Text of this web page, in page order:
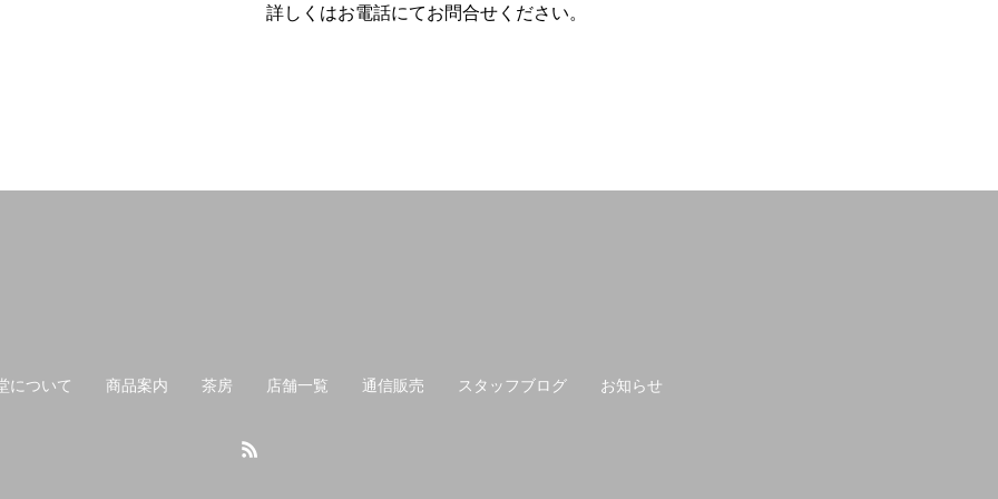
詳しくはお電話にてお問合せください。
について 商品案内 茶房 店舗一覧 通信販売 スタッフブログ お知らせ